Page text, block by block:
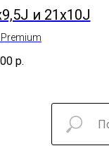
и 21x10J
р.